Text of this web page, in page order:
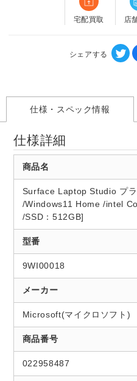
宅配買取 店
シェアする
仕様・スペック情報
仕様詳細
商品名
Surface Laptop Studio プ
/Windows11 Home /intel
/SSD：512GB]
型番
9WI00018
メーカー
Microsoft(マイクロソフト)
商品番号
022958487